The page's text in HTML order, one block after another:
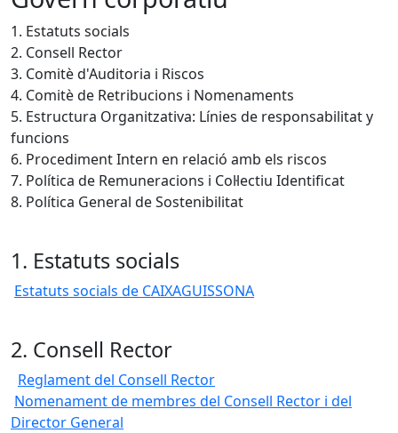
1. Estatuts socials
2. Consell Rector
3. Comitè d'Auditoria i Riscos
4. Comitè de Retribucions i Nomenaments
5. Estructura Organitzativa: Línies de responsabilitat y
funcions
6. Procediment Intern en relació amb els riscos
7. Política de Remuneracions i Col·lectiu Identificat
8. Política General de Sostenibilitat
1. Estatuts socials
Estatuts socials de CAIXAGUISSONA
2. Consell Rector
Reglament del Consell Rector
Nomenament de membres del Consell Rector i del
Director General